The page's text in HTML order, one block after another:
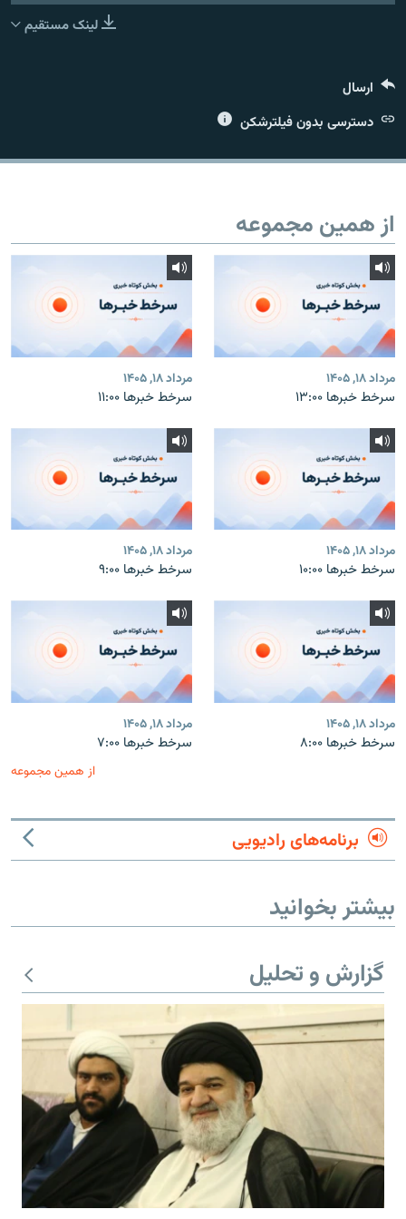
لینک مستقیم
ارسال
دسترسی بدون فیلترشکن
از همین مجموعه
مرداد ۱۸, ۱۴۰۵
سرخط خبرها ۱۳:۰۰
مرداد ۱۸, ۱۴۰۵
سرخط خبرها ۱۱:۰۰
مرداد ۱۸, ۱۴۰۵
سرخط خبرها ۱۰:۰۰
مرداد ۱۸, ۱۴۰۵
سرخط خبرها ۹:۰۰
مرداد ۱۸, ۱۴۰۵
سرخط خبرها ۸:۰۰
مرداد ۱۸, ۱۴۰۵
سرخط خبرها ۷:۰۰
از همین مجموعه
برنامه‌های رادیویی
بیشتر بخوانید
گزارش و تحلیل